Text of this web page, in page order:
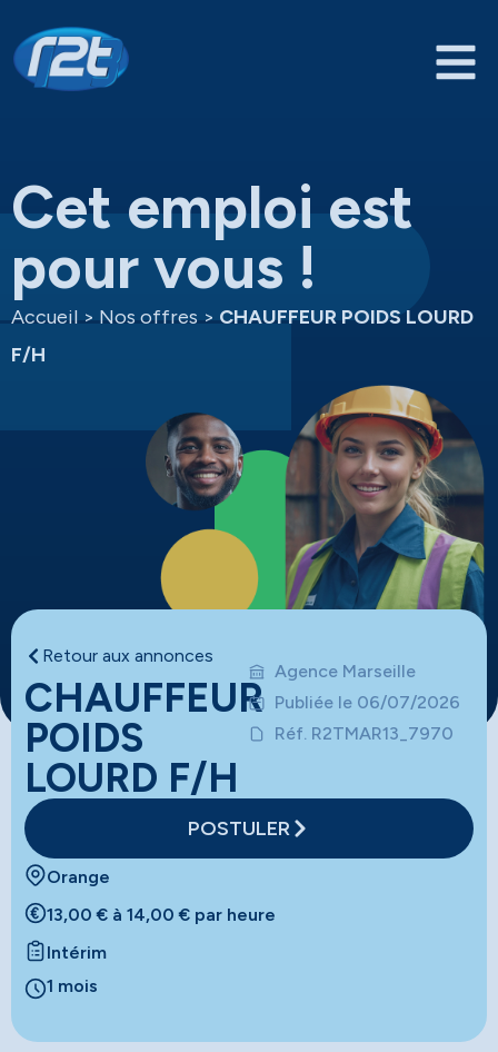
Cet emploi est
pour vous !
Accueil > Nos offres > CHAUFFEUR POIDS LOURD
F/H
Retour aux annonces
CHAUFFEUR
POIDS
LOURD F/H
Agence Marseille
Publiée le 06/07/2026
Réf. R2TMAR13_7970
POSTULER
Orange
13,00 € à 14,00 € par heure
Intérim
1 mois